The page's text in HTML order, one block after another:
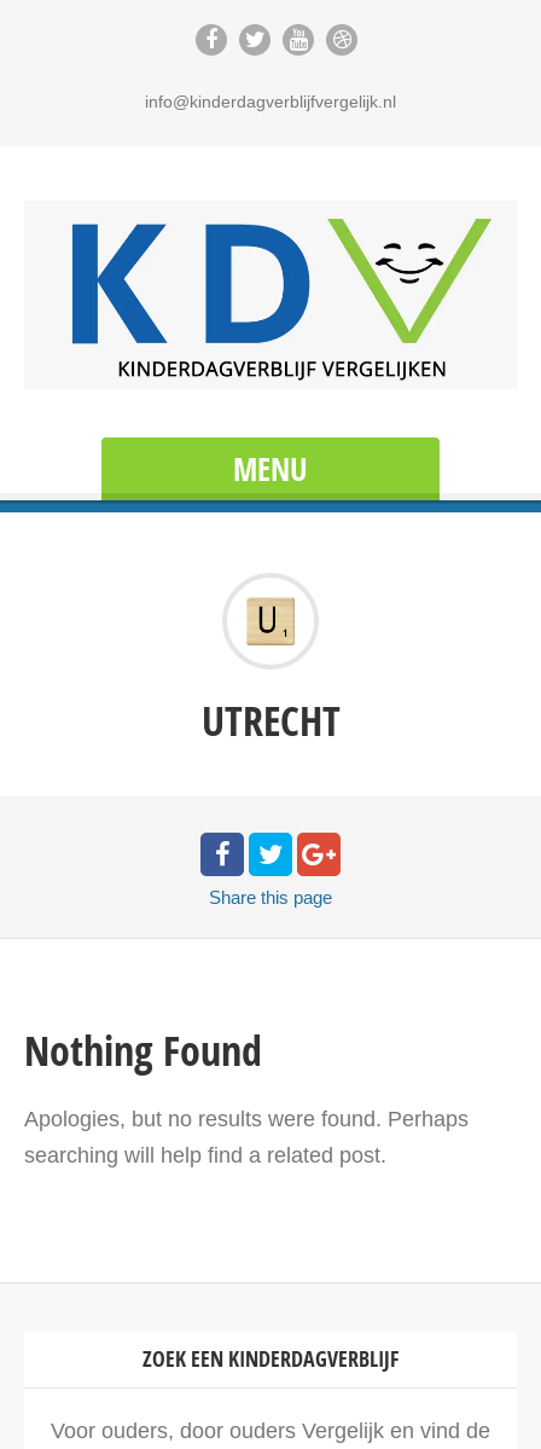
info@kinderdagverblijfvergelijk.nl
MENU
UTRECHT
Share this page
Nothing Found
Apologies, but no results were found. Perhaps
searching will help find a related post.
ZOEK EEN KINDERDAGVERBLIJF
Voor ouders, door ouders Vergelijk en vind de